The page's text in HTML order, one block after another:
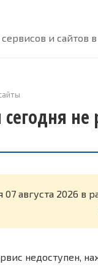
и сайтов
не
07 августа 2026
недоступен,